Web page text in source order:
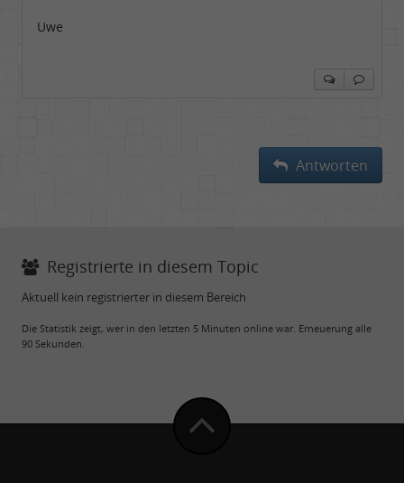
Uwe
Antworten
Registrierte in diesem Topic
Aktuell kein registrierter in diesem Bereich
Die Statistik zeigt, wer in den letzten 5 Minuten online war. Erneuerung alle
90 Sekunden.